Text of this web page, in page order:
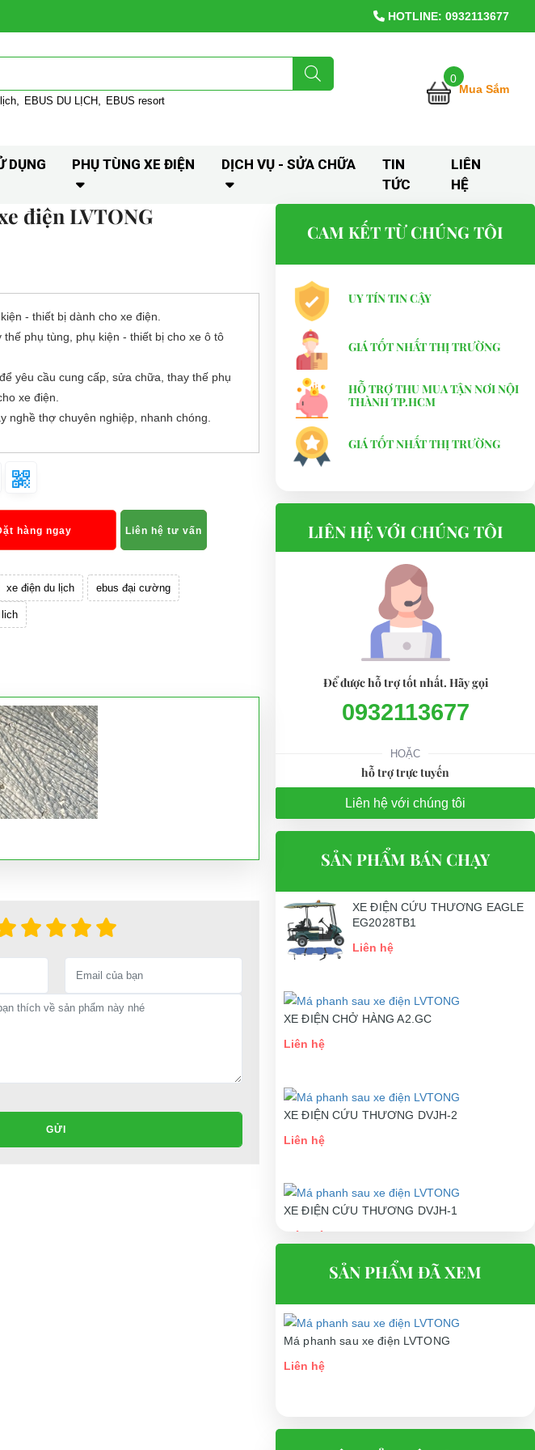
HOTLINE: 0932113677
EBUS DU LỊCH EBUS resort
0
Mua Sắm
DỤNG PHỤ TÙNG XE ĐIỆN DỊCH VỤ - SỬA CHỮA
TIN
TỨC
LIÊN
HỆ
điện LVTONG
- thiết bị dành cho xe điện.
phụ tùng, phụ kiện - thiết bị cho xe ô tô
yêu cầu cung cấp, sửa chữa, thay thế phụ
xe điện.
nghề thợ chuyên nghiệp, nhanh chóng.
hàng ngay Liên hệ tư vấn
xe điện du lịch ebus đại cường
GỬI
CAM KẾT TỪ CHÚNG TÔI
UY TÍN TIN CẬY
GIÁ TỐT NHẤT THỊ TRƯỜNG
HỖ TRỢ THU MUA TẬN NƠI NỘI
THÀNH TP.HCM
GIÁ TỐT NHẤT THỊ TRƯỜNG
LIÊN HỆ VỚI CHÚNG TÔI
Để được hỗ trợ tốt nhất. Hãy gọi
0932113677
HOẶC
hỗ trợ trực tuyến
Liên hệ với chúng tôi
SẢN PHẨM BÁN CHẠY
XE ĐIỆN CỨU THƯƠNG EAGLE
EG2028TB1
Liên hệ
XE ĐIỆN CHỞ HÀNG A2.GC
Liên hệ
XE ĐIỆN CỨU THƯƠNG DVJH-2
Liên hệ
XE ĐIỆN CỨU THƯƠNG DVJH-1
Liên hệ
SẢN PHẨM ĐÃ XEM
Má phanh sau xe điện LVTONG
Liên hệ